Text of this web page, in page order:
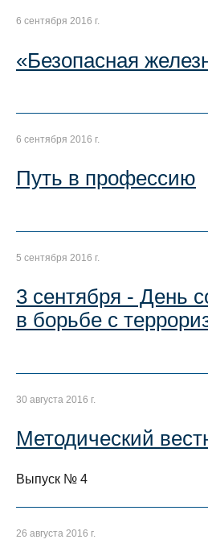
6 сентября 2016 г.
«Безопасная
6 сентября 2016 г.
Путь в профессию
5 сентября 2016 г.
3 сентября - День
в борьбе с
30 августа 2016 г.
Методический
Выпуск № 4
26 августа 2016 г.